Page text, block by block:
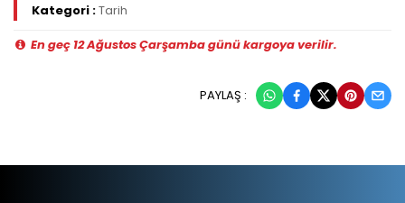
Kategori :Tarih
En geç 12 Ağustos Çarşamba günü kargoya verilir.
PAYLAŞ :